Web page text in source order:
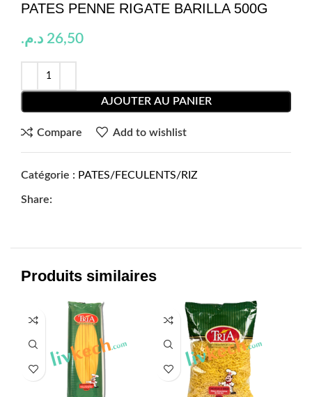
PATES PENNE RIGATE BARILLA 500G
26,50 د.م.
AJOUTER AU PANIER
Compare Add to wishlist
Catégorie : PATES/FECULENTS/RIZ
Share:
Produits similaires